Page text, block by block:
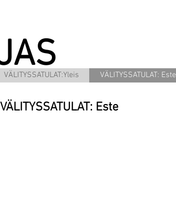
VÄLITYSSATULAT:Yleis VÄLITYSSATULAT: Este
VÄLITYSSATULAT: Este